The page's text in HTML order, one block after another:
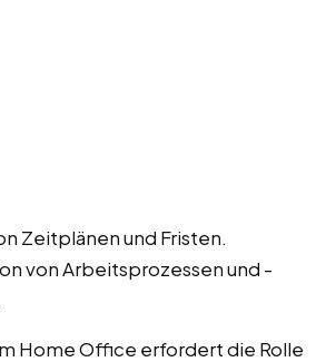
Zeitplänen und Fristen.
von Arbeitsprozessen und -
Home Office erfordert die Rolle